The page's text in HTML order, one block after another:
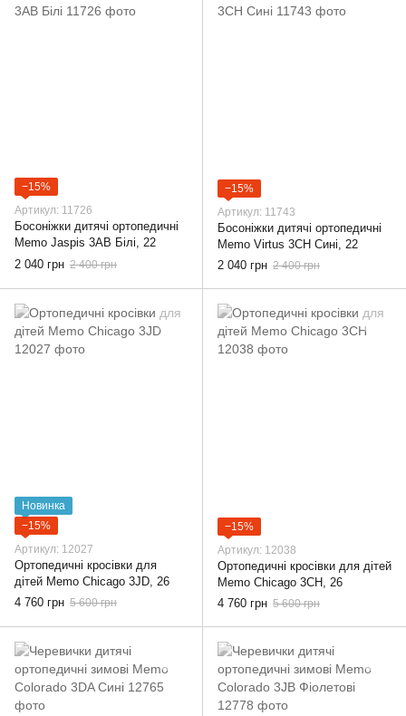
−15%
Артикул: 11726
Босоніжки дитячі ортопедичні
Memo Jaspis 3AB Білі, 22
2 040 грн 2 400 грн
−15%
Артикул: 11743
Босоніжки дитячі ортопедичні
Memo Virtus 3CH Сині, 22
2 040 грн 2 400 грн
Новинка
−15%
Артикул: 12027
Ортопедичні кросівки для
дітей Memo Chicago 3JD, 26
4 760 грн 5 600 грн
−15%
Артикул: 12038
Ортопедичні кросівки для дітей
Memo Chicago 3CH, 26
4 760 грн 5 600 грн